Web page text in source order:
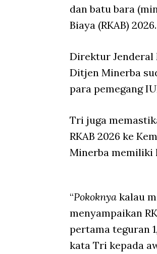
dan batu bara
Biaya (RKAB) 2026.
Direktur Jenderal
Ditjen Minerba
para pemegang
Tri juga
RKAB 2026 ke
Minerba memiliki
“Pokoknya kalau
menyampaikan
pertama teguran
kata Tri kepada